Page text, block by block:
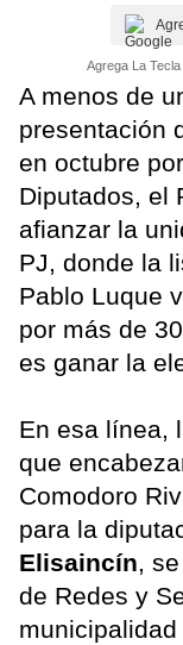
Agrega La
A menos de
presentación
en octubre
Diputados, el
afianzar la
PJ, donde la
Pablo Luque
por más de
es ganar la
En esa línea,
que
Comodoro
para la
Elisaincín,
de Redes y